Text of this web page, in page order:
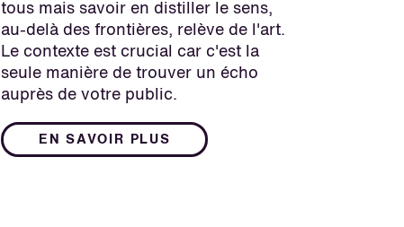
tous mais savoir en distiller le sens,
au-delà des frontières, relève de l'art.
Le contexte est crucial car c'est la
seule manière de trouver un écho
auprès de votre public.
EN SAVOIR PLUS